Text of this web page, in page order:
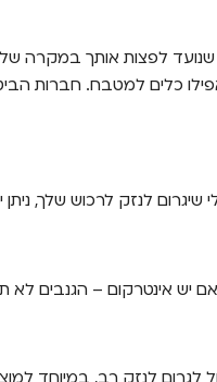
שנועד לפצות אותך במקרה
כלים למטבח. חברות
לנזק לרכוש שלך, ניתן
יש אינטרקום – הגנבים לא